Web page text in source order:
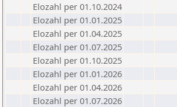
Elozahl per 01.10.2024
Elozahl per 01.01.2025
Elozahl per 01.04.2025
Elozahl per 01.07.2025
Elozahl per 01.10.2025
Elozahl per 01.01.2026
Elozahl per 01.04.2026
Elozahl per 01.07.2026